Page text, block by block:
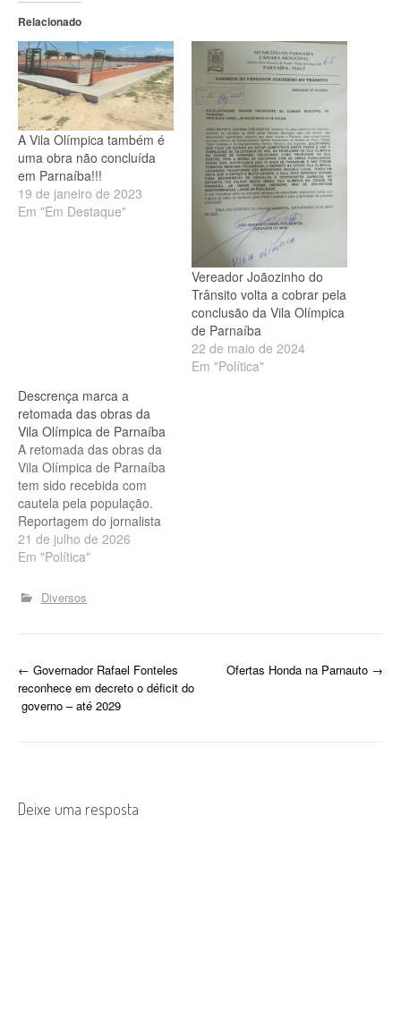
Relacionado
A Vila Olímpica também é
uma obra não concluída
em Parnaíba!!!
19 de janeiro de 2023
Em "Em Destaque"
Vereador Joãozinho do
Trânsito volta a cobrar pela
conclusão da Vila Olímpica
de Parnaíba
22 de maio de 2024
Em "Política"
Descrença marca a
retomada das obras da
Vila Olímpica de Parnaíba
A retomada das obras da
Vila Olímpica de Parnaíba
tem sido recebida com
cautela pela população.
Reportagem do jornalista
José Vicente, da TV
Parnaíba Web, mostra que
demonstram pouca
confiança de que o
Anunciada ainda no
primeiro mandato do
presidente Luiz Inácio
Lula…
21 de julho de 2026
Em "Política"
Diversos
P
o
n
← Governador Rafael Fonteles
reconhece em decreto o déficit do
governo – até 2029
Ofertas Honda na Parnauto →
Deixe uma resposta